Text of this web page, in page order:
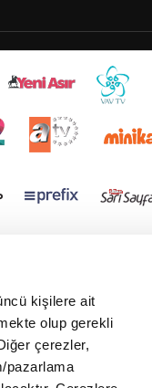
kişilere ait
olup gerekli
çerezler,
pazarlama